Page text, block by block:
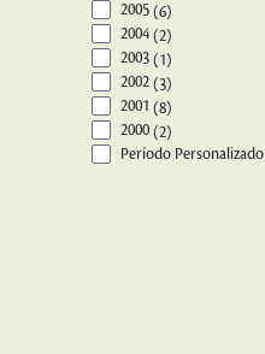
2005 (6)
2004 (2)
2003 (1)
2002 (3)
2001 (8)
2000 (2)
Período Personalizado